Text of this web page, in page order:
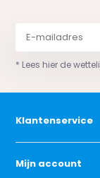
* Lees hier de
Klantenservice
Mijn account